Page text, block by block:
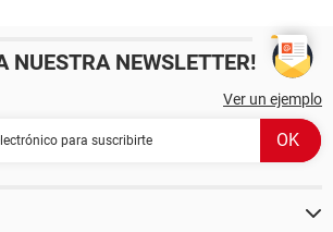
NUESTRA NEWSLETTER!
Ver un ejemplo